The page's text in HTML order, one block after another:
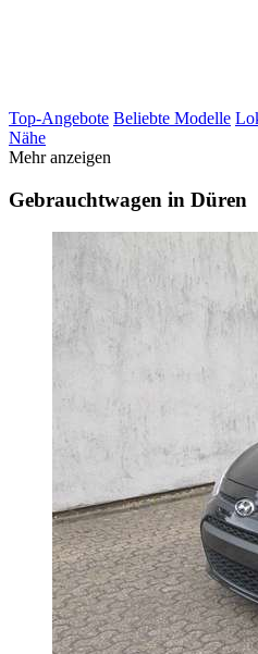
Top-Angebote Beliebte Modelle
Nähe
Mehr anzeigen
Gebrauchtwagen in Düren